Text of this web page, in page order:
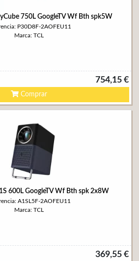
750L GoogleTV Wf Bth spk5W
P30D8F-2AOFEU11
Marca: TCL
754,15 €
Comprar
600L GoogleTV Wf Bth spk 2x8W
A1SL5F-2AOFEU11
Marca: TCL
369,55 €